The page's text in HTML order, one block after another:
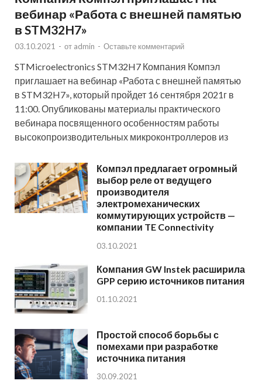
вебинар «Работа с внешней памятью
в STM32H7»
03.10.2021 - от admin - Оставьте комментарий
STMicroelectronics STM32H7 Компания Компэл
приглашает на вебинар «Работа с внешней памятью
в STM32H7», который пройдет 16 сентября 2021г в
11:00. Опубликованы материалы практического
вебинара посвященного особенностям работы
высокопроизводительных микроконтроллеров из
Компэл предлагает огромный
выбор реле от ведущего
производителя
электромеханических
коммутирующих устройств —
компании TE Connectivity
03.10.2021
Компания GW Instek расширила
GPP серию источников питания
01.10.2021
Простой способ борьбы с
помехами при разработке
источника питания
30.09.2021